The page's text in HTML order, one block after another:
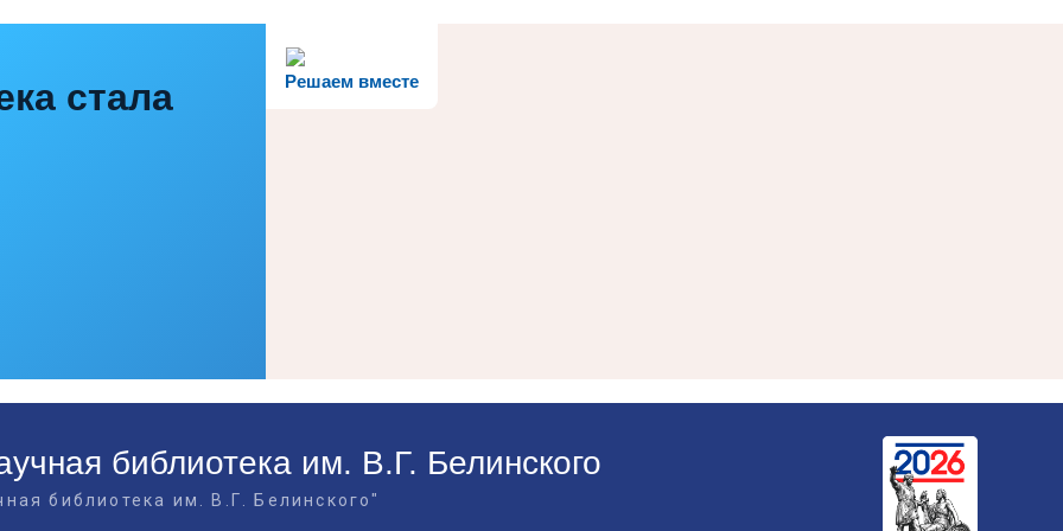
Решаем вместе
стала
библиотека им. В.Г. Белинского
библиотека им. В.Г. Белинского"